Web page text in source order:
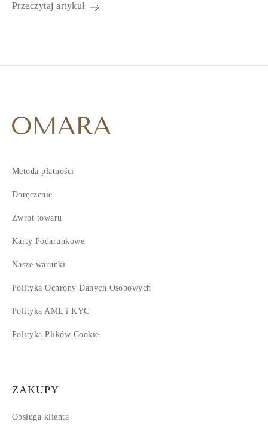
Przeczytaj artykuł
Metoda płatności
Doręczenie
Zwrot towaru
Karty Podarunkowe
Nasze warunki
Polityka Ochrony Danych Osobowych
Polityka AML i KYC
Polityka Plików Cookie
ZAKUPY
Obsługa klienta